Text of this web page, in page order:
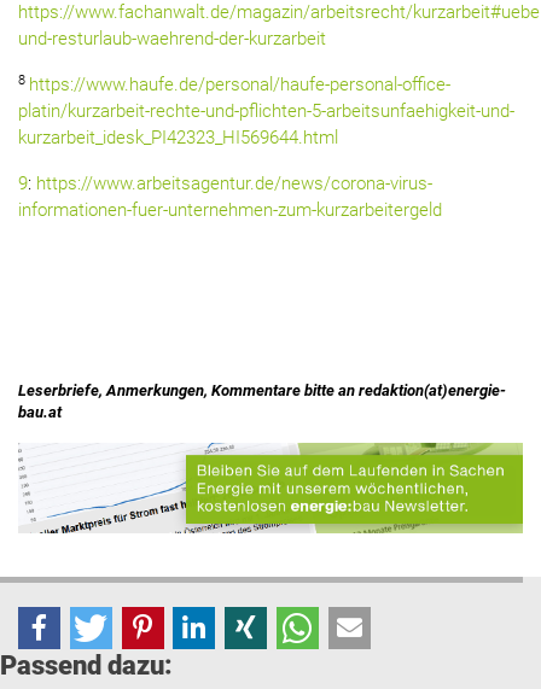
https://www.fachanwalt.de/magazin/arbeitsrecht/
und-resturlaub-waehrend-der-kurzarbeit
8 https://www.haufe.de/personal/haufe-personal-office-
platin/kurzarbeit-rechte-und-pflichten-5-arbeitsunfaehigkeit-und-
kurzarbeit_idesk_PI42323_HI569644.html
9: https://www.arbeitsagentur.de/news/corona-virus-
informationen-fuer-unternehmen-zum-kurzarbeitergeld
Leserbriefe, Anmerkungen, Kommentare bitte an redaktion(at)energie-
bau.at
Passend dazu: